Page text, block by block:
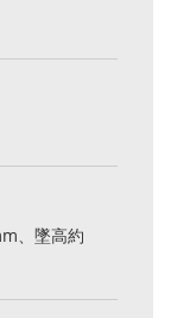
、墜高約